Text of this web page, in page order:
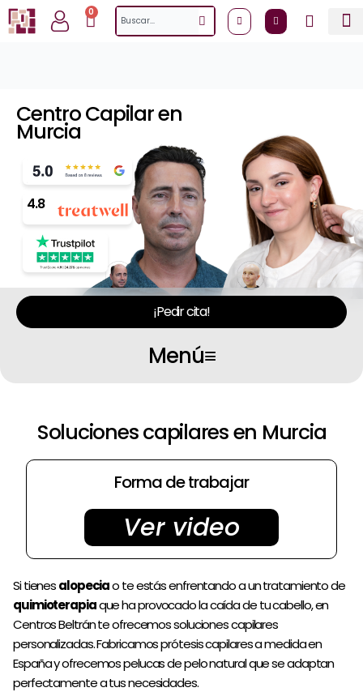
al
0
CartSearch
Centro Capilar en
Murcia
4.8
¡Pedir cita!
Menú≡
Videos
Pedir cita
Soluciones capilares en Murcia
Forma de trabajar
Ver video
Si tienesalopeciao te estás enfrentando a un tratamiento de
quimioterapiaque ha provocado la caída de tu cabello, en
Centros Beltrán te ofrecemos soluciones capilares
personalizadas. Fabricamos prótesis capilares a medida en
España y ofrecemos pelucas de pelo natural que se adaptan
perfectamente a tus necesidades.